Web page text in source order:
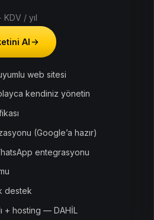
KDV / yıl
Al
web sitesi
kendiniz yönetin
(Google’a hazır)
entegrasyonu
destek
+ hosting — DAHİL